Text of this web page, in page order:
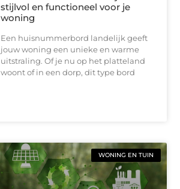
stijlvol en functioneel voor je
woning
Een huisnummerbord landelijk geeft
jouw woning een unieke en warme
uitstraling. Of je nu op het platteland
woont of in een dorp, dit type bord
WONING EN TUIN